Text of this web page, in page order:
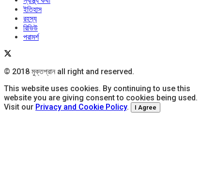
ইতিহাস
রহস্য
রিভিউ
পরামর্শ
© 2018 মুক্তপ্রান all right and reserved.
This website uses cookies. By continuing to use this
website you are giving consent to cookies being used.
Visit our Privacy and Cookie Policy. I Agree